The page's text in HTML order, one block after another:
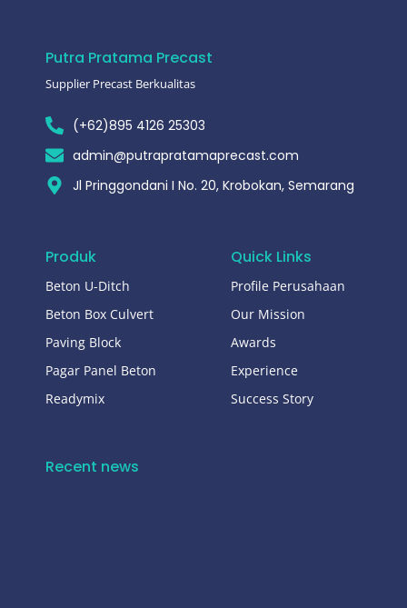
Putra Pratama Precast
Supplier Precast Berkualitas
(+62)895 4126 25303
admin@putrapratamaprecast.com
Jl Pringgondani I No. 20, Krobokan, Semarang
Produk
Beton U-Ditch
Beton Box Culvert
Paving Block
Pagar Panel Beton
Readymix
Quick Links
Profile Perusahaan
Our Mission
Awards
Experience
Success Story
Recent news